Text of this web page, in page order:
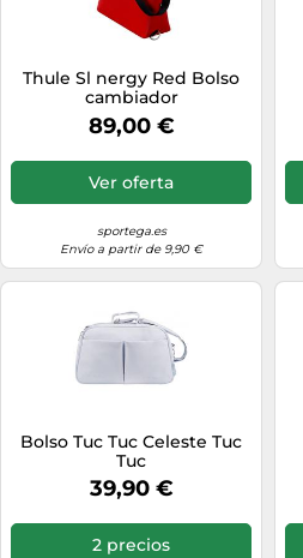
Thule Sl nergy Red Bolso
cambiador
89,00 €
Ver oferta
sportega.es
Envío a partir de 9,90 €
Bolso Tuc Tuc Celeste Tuc
Tuc
39,90 €
2 precios